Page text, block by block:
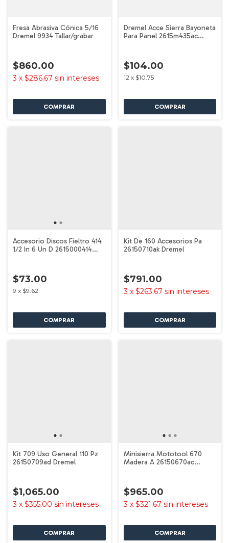
Fresa Abrasiva Cónica 5/16
Dremel 9934 Tallar/grabar
$860.00
3 x $286.67 sin intereses
Dremel Acce Sierra Bayoneta
Para Panel 2615m435ac
$104.00
12 x $10.75
Accesorio Discos Fieltro 414
1/2 In 6 Un D 2615000414
$73.00
9 x $9.62
Kit De 160 Accesorios Pa
26150710ak Dremel
$791.00
3 x $263.67 sin intereses
Kit 709 Uso General 110 Pz
26150709ad Dremel
$1,065.00
3 x $355.00 sin intereses
Minisierra Mototool 670
Madera A 26150670ac
$965.00
3 x $321.67 sin intereses